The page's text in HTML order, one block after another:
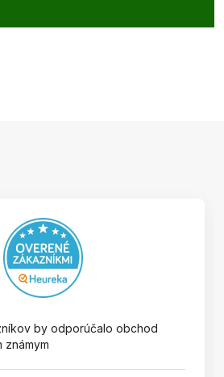
by odporúčalo obchod
známym